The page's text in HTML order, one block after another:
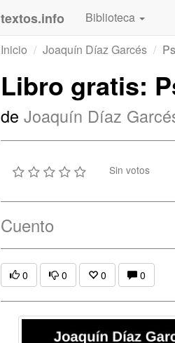
textos.info Biblioteca
Inicio
Joaquín Díaz Garcés
Libro gratis:
de Joaquín Díaz
Sin votos
Cuento
0 0 0 0